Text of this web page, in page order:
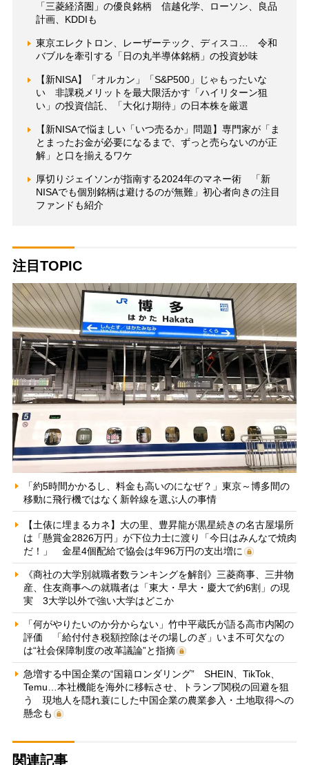
「三菱経済圏」の優良銘柄 信越化学、ローソン、良品
計画、KDDIも
東京エレクトロン、レーザーテック、ディスコ… 令和
バブルを牽引する「日の丸半導体銘柄」の投資妙味
【新NISA】「オルカン」「S&P500」じゃもったいな
い 非課税メリットを最大限活かす「ハイリターン狙
い」の投資信託、「大化け期待」の日本株を厳選
【新NISAで悩ましい「いつ売るか」問題】専門家が「ま
とまったお金が必要になるまで、ずっと売らないのが正
解」と口を揃えるワケ
厚切りジェイソンが指南する2024年のマネー術 「新
NISAでも個別銘柄は避けるのが無難」初心者向きの注目
ファンドも紹介
注目TOPIC
「約5時間かかるし、料金も高いのになぜ？」東京～博多間の
移動に飛行機ではなく新幹線を選ぶ人の事情
【土俵に埋まるカネ】大の里、豊昇龍が黒星続きの名古屋場所
は「懸賞金2826万円」が下位力士に渡り「今日はみんなで焼肉
だ！」 金星4個配給で協会は年96万円の支出増に
《商社の大学別就職者数ランキングを解剖》三菱商事、三井物
産、住友商事への就職者は「東大・早大・慶大で約6割」の現
実 3大学以外で強い大学はどこか
「何がやりたいのか分からない」竹中平蔵氏が語る高市内閣の
評価 「給付付き税額控除はその場しのぎ」いま不可欠なの
は“社会保障制度の改革議論”と指摘
急増する中国企業の“国籍ロンダリング” SHEIN、TikTok、
Temu…本社機能を海外に移転させ、トランプ関税の回避を狙
う 現地人を隠れ蓑にした中国企業の農業参入・土地取得への
懸念も
関連記事